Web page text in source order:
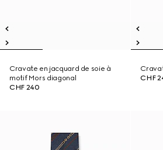
Cravate en jacquard de soie à
motif Mors diagonal
CHF 240
CHF